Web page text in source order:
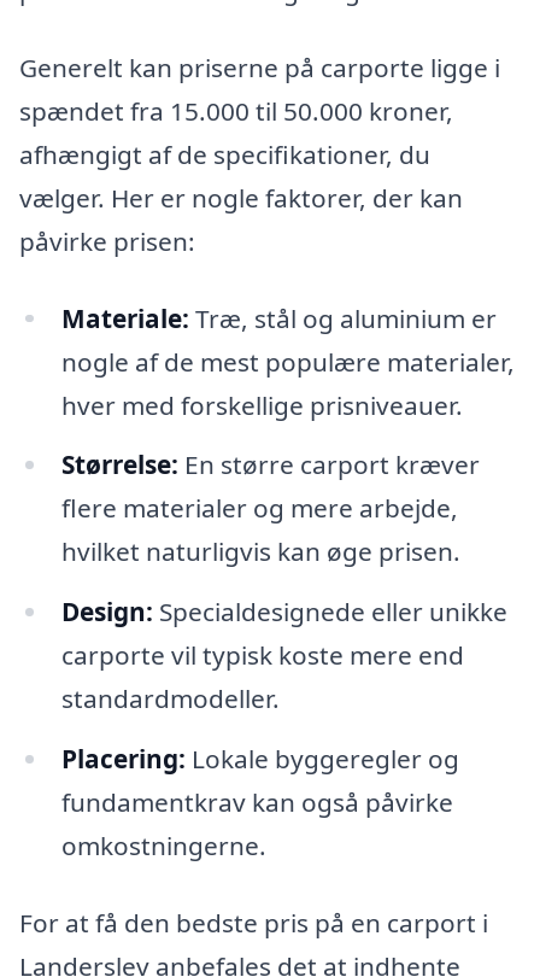
Generelt kan priserne på carporte ligge i
spændet fra 15.000 til 50.000 kroner,
afhængigt af de specifikationer, du
vælger. Her er nogle faktorer, der kan
påvirke prisen:
Materiale: Træ, stål og aluminium er
nogle af de mest populære materialer,
hver med forskellige prisniveauer.
Størrelse: En større carport kræver
flere materialer og mere arbejde,
hvilket naturligvis kan øge prisen.
Design: Specialdesignede eller unikke
carporte vil typisk koste mere end
standardmodeller.
Placering: Lokale byggeregler og
fundamentkrav kan også påvirke
omkostningerne.
For at få den bedste pris på en carport i
Landerslev anbefales det at indhente